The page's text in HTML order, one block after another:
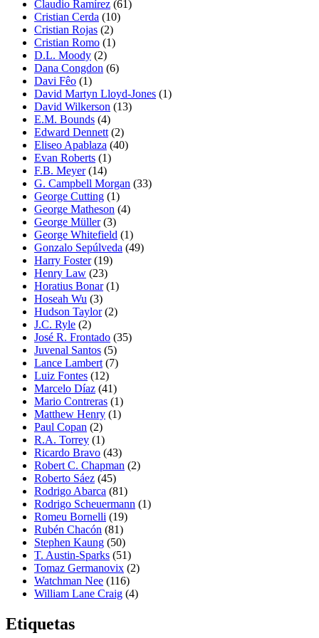
Claudio Ramírez (61)
Cristian Cerda (10)
Cristian Rojas (2)
Cristian Romo (1)
D.L. Moody (2)
Dana Congdon (6)
Davi Fêo (1)
David Martyn Lloyd-Jones (1)
David Wilkerson (13)
E.M. Bounds (4)
Edward Dennett (2)
Eliseo Apablaza (40)
Evan Roberts (1)
F.B. Meyer(14)
G. Campbell Morgan (33)
George Cutting (1)
George Matheson (4)
George Müller(3)
George Whitefield (1)
Gonzalo Sepúlveda (49)
Harry Foster(19)
Henry Law (23)
Horatius Bonar(1)
Hoseah Wu (3)
Hudson Taylor(2)
J.C. Ryle (2)
José R. Frontado (35)
Juvenal Santos (5)
Lance Lambert (7)
Luiz Fontes (12)
Marcelo Díaz (41)
Mario Contreras (1)
Matthew Henry (1)
Paul Copan (2)
R.A. Torrey (1)
Ricardo Bravo (43)
Robert C. Chapman (2)
Roberto Sáez (45)
Rodrigo Abarca (81)
Rodrigo Scheuermann (1)
Romeu Bornelli (19)
Rubén Chacón (81)
Stephen Kaung (50)
T. Austin-Sparks (51)
Tomaz Germanovix (2)
Watchman Nee (116)
William Lane Craig (4)
Etiquetas